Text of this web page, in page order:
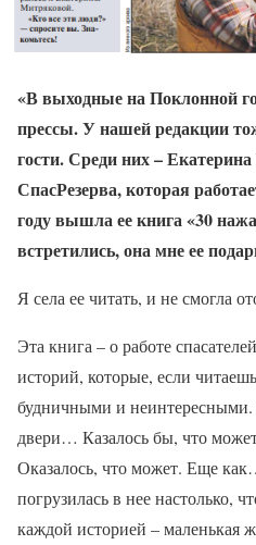
«В выходные на Поклонной
прессы. У нашей редакции
гости. Среди них –
СпасРезерва, которая
году вышла ее книга «30
встретились, она мне ее
Я села ее читать, и не смогла
Эта книга – о работе
историй, которые, если
будничными и
двери… Казалось бы, что
Оказалось, что может. Еще
погрузилась в нее настолько,
каждой историей – маленькая